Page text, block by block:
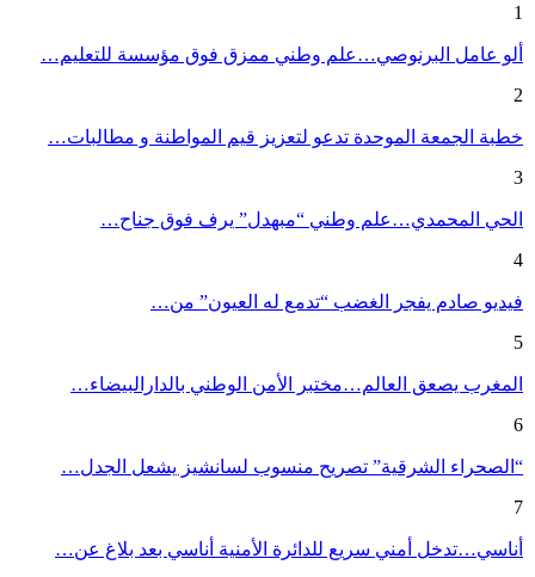
1
ألو عامل البرنوصي…علم وطني ممزق فوق مؤسسة للتعليم…
2
خطبة الجمعة الموحدة تدعو لتعزيز قيم المواطنة و مطالبات…
3
الحي المحمدي…علم وطني “مبهدل” يرف فوق جناح…
4
فيديو صادم يفجر الغضب “تدمع له العيون” من…
5
المغرب يصعق العالم…مختبر الأمن الوطني بالدارالبيضاء…
6
“الصحراء الشرقية” تصريح منسوب لسانشيز يشعل الجدل…
7
أناسي…تدخل أمني سريع للدائرة الأمنية أناسي بعد بلاغ عن…